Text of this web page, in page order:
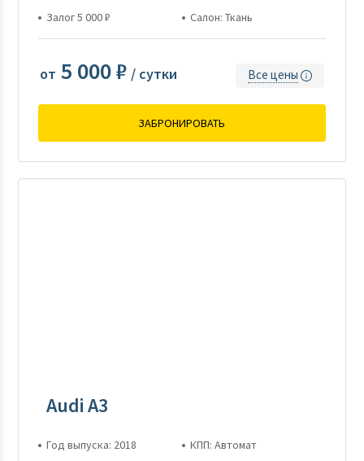
Залог 5 000 ₽
Салон: Ткань
от 5 000 ₽ / сутки Все цены
ЗАБРОНИРОВАТЬ
Audi A3
Год выпуска: 2018
КПП: Автомат